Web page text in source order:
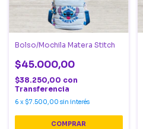
Bolso/Mochila Matera Stitch
$45.000,00
$38.250,00 con
Transferencia
6 x $7.500,00 sin interés